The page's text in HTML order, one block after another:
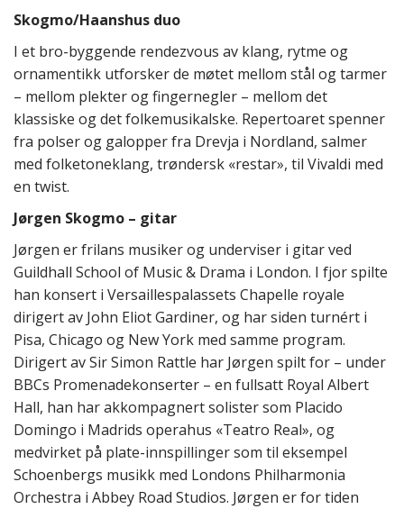
Skogmo/Haanshus duo
I et bro-byggende rendezvous av klang, rytme og
ornamentikk utforsker de møtet mellom stål og tarmer
– mellom plekter og fingernegler – mellom det
klassiske og det folkemusikalske. Repertoaret spenner
fra polser og galopper fra Drevja i Nordland, salmer
med folketoneklang, trøndersk «restar», til Vivaldi med
en twist.
Jørgen Skogmo – gitar
Jørgen er frilans musiker og underviser i gitar ved
Guildhall School of Music & Drama i London. I fjor spilte
han konsert i Versaillespalassets Chapelle royale
dirigert av John Eliot Gardiner, og har siden turnért i
Pisa, Chicago og New York med samme program.
Dirigert av Sir Simon Rattle har Jørgen spilt for – under
BBCs Promenadekonserter – en fullsatt Royal Albert
Hall, han har akkompagnert solister som Placido
Domingo i Madrids operahus «Teatro Real», og
medvirket på plate-innspillinger som til eksempel
Schoenbergs musikk med Londons Philharmonia
Orchestra i Abbey Road Studios. Jørgen er for tiden